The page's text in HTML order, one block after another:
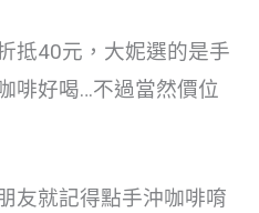
抵40元，大妮選的是手
啡好喝…不過當然價位
友就記得點手沖咖啡唷